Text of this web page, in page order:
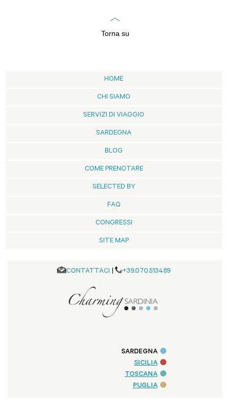
Torna su
HOME
CHI SIAMO
SERVIZI DI VIAGGIO
SARDEGNA
BLOG
COME PRENOTARE
SELECTED BY
FAQ
CONGRESSI
SITE MAP
CONTATTACI +39.070.513489
SARDEGNA
SICILIA
TOSCANA
PUGLIA